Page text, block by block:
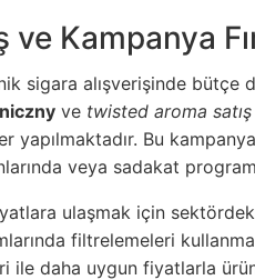
ve Kampanya
sigara alışverişinde bütçe
ve twisted aroma satış
yapılmaktadır. Bu
veya sadakat
ulaşmak için
filtrelemeleri
ile daha uygun fiyatlarla